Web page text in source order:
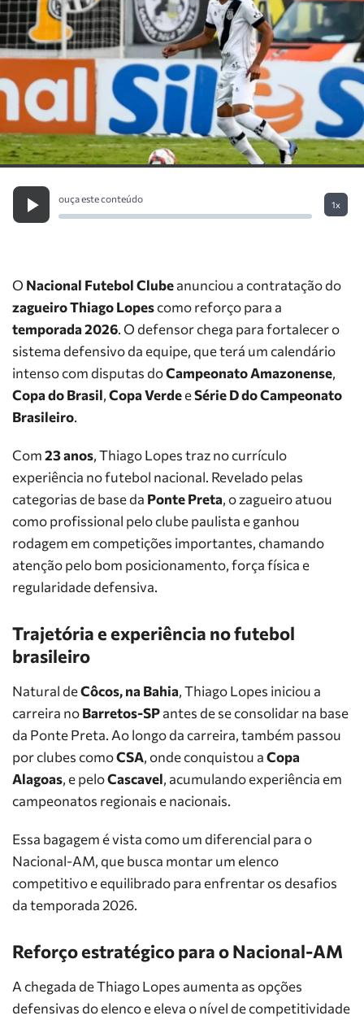
ouça este conteúdo
1x
O Nacional Futebol Clubeanunciou a contratação do
zagueiro Thiago Lopescomo reforço para a
temporada 2026. O defensor chega para fortalecer o
sistema defensivo da equipe, que terá um calendário
intenso com disputas doCampeonato Amazonense,
Copa do Brasil,Copa VerdeeSérie D do Campeonato
Brasileiro.
Com23 anos, Thiago Lopes traz no currículo
experiência no futebol nacional. Revelado pelas
categorias de base da Ponte Preta, o zagueiro atuou
como profissional pelo clube paulista e ganhou
rodagem em competições importantes, chamando
atenção pelo bom posicionamento, força física e
regularidade defensiva.
Trajetória e experiência no futebol
brasileiro
Natural deCôcos, na Bahia, Thiago Lopes iniciou a
carreira noBarretos-SPantes de se consolidar na base
da Ponte Preta. Ao longo da carreira, também passou
por clubes comoCSA, onde conquistou aCopa
Alagoas, e peloCascavel, acumulando experiência em
campeonatos regionais e nacionais.
Essa bagagem é vista como um diferencial para o
Nacional-AM, que busca montar um elenco
competitivo e equilibrado para enfrentar os desafios
da temporada 2026.
Reforço estratégico para o Nacional-AM
A chegada de Thiago Lopes aumenta as opções
defensivas do elenco e eleva o nível de competitividade